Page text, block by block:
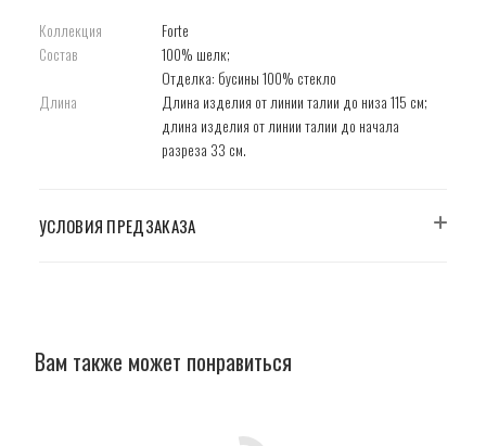
Коллекция
Forte
Состав
100% шелк;
Отделка: бусины 100% стекло
Длина
Длина изделия от линии талии до низа 115 см;
длина изделия от линии талии до начала
разреза 33 см.
УСЛОВИЯ ПРЕДЗАКАЗА
Вам также может понравиться